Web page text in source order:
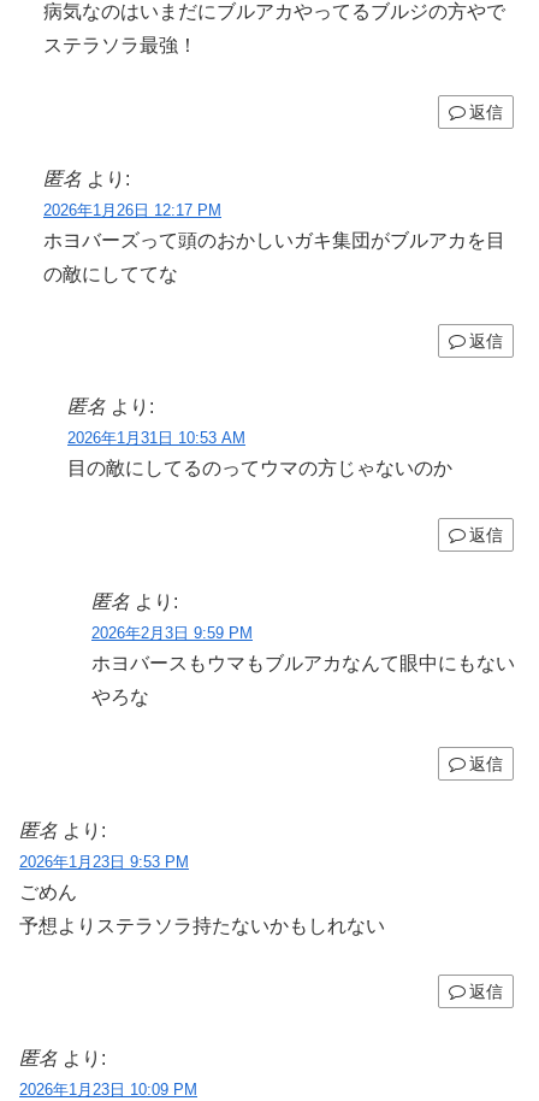
病気なのはいまだにブルアカやってるブルジの方やで
ステラソラ最強！
返信
匿名 より:
2026年1月26日 12:17 PM
ホヨバーズって頭のおかしいガキ集団がブルアカを目
の敵にしててな
返信
匿名 より:
2026年1月31日 10:53 AM
目の敵にしてるのってウマの方じゃないのか
返信
匿名 より:
2026年2月3日 9:59 PM
ホヨバースもウマもブルアカなんて眼中にもない
やろな
返信
匿名 より:
2026年1月23日 9:53 PM
ごめん
予想よりステラソラ持たないかもしれない
返信
匿名 より:
2026年1月23日 10:09 PM